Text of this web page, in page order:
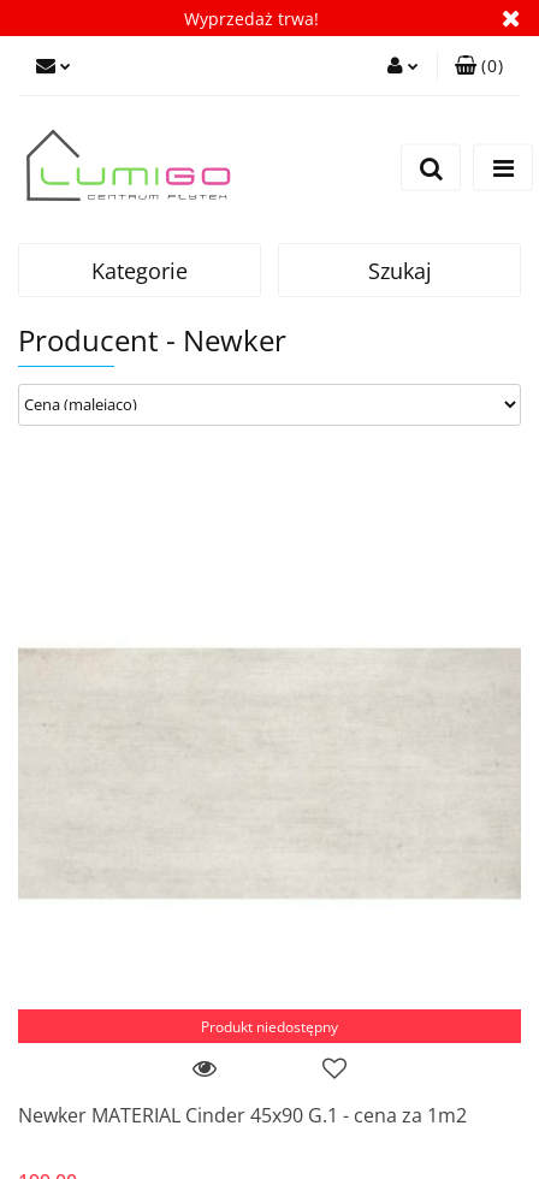
Wyprzedaż trwa!
(0)
Kategorie Szukaj
Producent - Newker
Produkt niedostępny
Newker MATERIAL Cinder 45x90 G.1 - cena za 1m2